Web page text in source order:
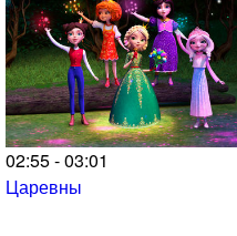
02:55 - 03:01
Царевны